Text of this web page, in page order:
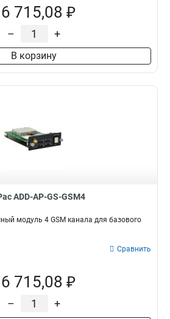
715,08 ₽
– +
В корзину
ADD-AP-GS-GSM4
модуль 4 GSM канала для базового
Сравнить
715,08 ₽
– +